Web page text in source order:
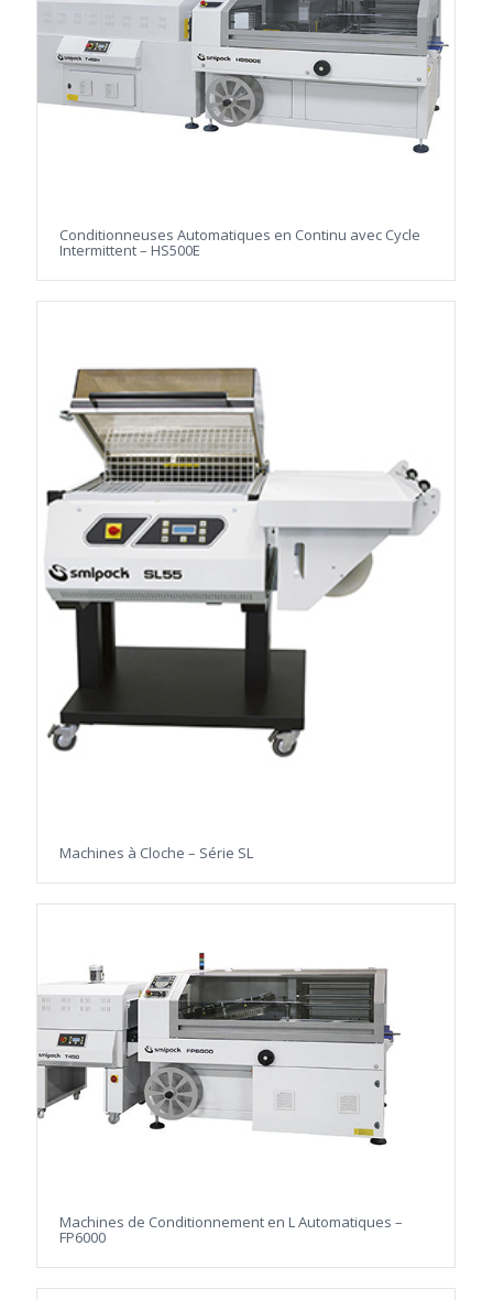
Conditionneuses Automatiques en Continu avec Cycle
Intermittent – HS500E
Machines à Cloche – Série SL
Machines de Conditionnement en L Automatiques –
FP6000